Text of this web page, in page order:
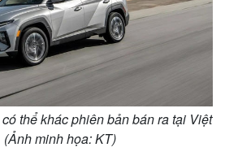
thể khác phiên bản bán ra tại Việt
(Ảnh minh họa: KT)